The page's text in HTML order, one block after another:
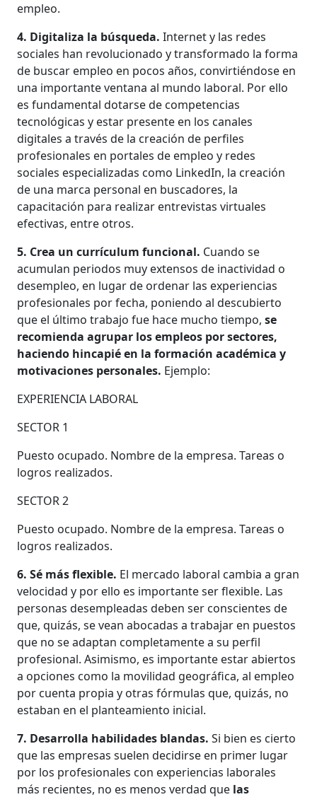
empleo.
4. Digitaliza la búsqueda. Internet y las redes
sociales han revolucionado y transformado la forma
de buscar empleo en pocos años, convirtiéndose en
una importante ventana al mundo laboral. Por ello
es fundamental dotarse de competencias
tecnológicas y estar presente en los canales
digitales a través de la creación de perfiles
profesionales en portales de empleo y redes
sociales especializadas como LinkedIn, la creación
de una marca personal en buscadores, la
capacitación para realizar entrevistas virtuales
efectivas, entre otros.
5. Crea un currículum funcional. Cuando se
acumulan periodos muy extensos de inactividad o
desempleo, en lugar de ordenar las experiencias
profesionales por fecha, poniendo al descubierto
que el último trabajo fue hace mucho tiempo, se
recomienda agrupar los empleos por sectores,
haciendo hincapié en la formación académica y
motivaciones personales. Ejemplo:
EXPERIENCIA LABORAL
SECTOR 1
Puesto ocupado. Nombre de la empresa. Tareas o
logros realizados.
SECTOR 2
Puesto ocupado. Nombre de la empresa. Tareas o
logros realizados.
6. Sé más flexible. El mercado laboral cambia a gran
velocidad y por ello es importante ser flexible. Las
personas desempleadas deben ser conscientes de
que, quizás, se vean abocadas a trabajar en puestos
que no se adaptan completamente a su perfil
profesional. Asimismo, es importante estar abiertos
a opciones como la movilidad geográfica, al empleo
por cuenta propia y otras fórmulas que, quizás, no
estaban en el planteamiento inicial.
7. Desarrolla habilidades blandas.Si bien es cierto
que las empresas suelen decidirse en primer lugar
por los profesionales con experiencias laborales
más recientes, no es menos verdad que las